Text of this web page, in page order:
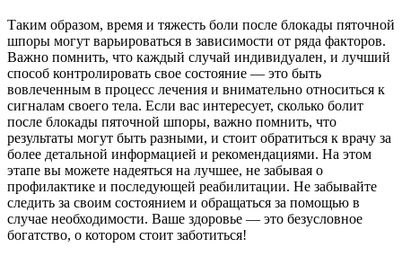
Таким образом, время и тяжесть боли после блокады пяточной
шпоры могут варьироваться в зависимости от ряда факторов.
Важно помнить, что каждый случай индивидуален, и лучший
способ контролировать свое состояние — это быть
вовлеченным в процесс лечения и внимательно относиться к
сигналам своего тела. Если вас интересует, сколько болит
после блокады пяточной шпоры, важно помнить, что
результаты могут быть разными, и стоит обратиться к врачу за
более детальной информацией и рекомендациями. На этом
этапе вы можете надеяться на лучшее, не забывая о
профилактике и последующей реабилитации. Не забывайте
следить за своим состоянием и обращаться за помощью в
случае необходимости. Ваше здоровье — это безусловное
богатство, о котором стоит заботиться!